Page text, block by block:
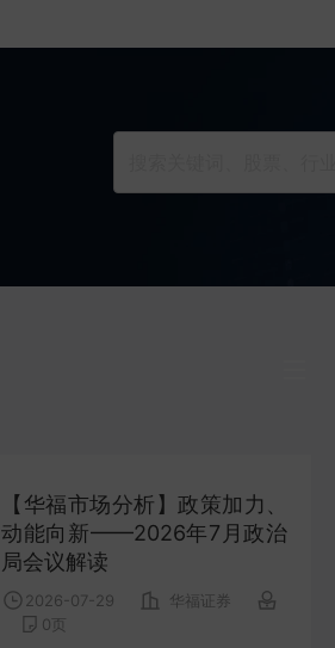
【华福市场分析】政策加力、
动能向新——2026年7月政治
局会议解读
2026-07-29
华福证券
0 页